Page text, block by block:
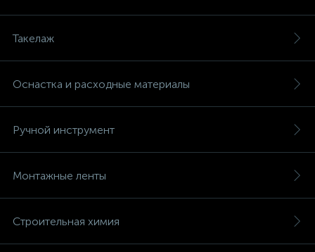
Такелаж
Оснастка и расходные материалы
Ручной инструмент
Монтажные ленты
Строительная химия